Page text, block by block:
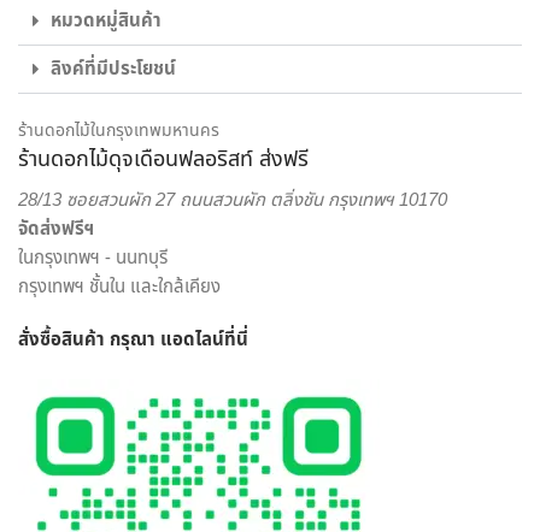
ไม่ใช่แค่เพียงความความพิถีพิถันในงานรับจัดดอกไม้ เพื่อให้ทุกผล
งานออกมาสวยงามเท่านั้น แต่เรายังใส่ใจในด้านบริการส่งดอกไม้
และส่งของขวัญอีกด้วย พนักงานส่งสินค้าของจากร้านของเรา
เป็นผู้ที่มีความเชี่ยวชาญด้านดอกไม้เป็นพิเศษ สามารถดูแลรักษา
สินค้าให้ถึงมือผู้รับได้อย่างสมบูรณ์ที่สุด เพราะเรา คือ ร้านดอกไม้
ออนไลน์ ที่เน้นให้บริการเพื่อตอบโจทย์ไลฟ์สไตล์ของคนยุคใหม่
สะดวกสบาย ครบครัน ครอบคลุมในแห่งเดียว
เราพร้อมรังสรรค์สินค้าตามความต้องการของคุณ โดยลูกค้า
สามารถเลือกสั่งดอกไม้และรูปแบบการจัดดอกไม้ได้อย่างเต็มที่
ทีมงานจาก ร้านดอกไม้ออนไลน์ ดุจเดือน ฟลอริสท์ ยินดีให้คำ
ปรึกษาแนะนำเรื่องการส่งของขวัญ ประเภทดอกไม้ เพื่อสร้างความ
ประทับใจให้กับผู้รับมากที่สุด ไม่ว่าจะเป็นโอกาสพิเศษ งานเทศกาล
ประสบการณ์ ต้องเลือกสั่งดอกไม้ออนไลน์ กับ “ดุจเดือน
ฟลอริสท์” เท่านั้น เราไม่ทำให้คุณผิดหวังแน่นอน
หมวดหมู่สินค้า
ลิงค์ที่มีประโยชน์
ร้านดอกไม้ในกรุงเทพมหานคร
ร้านดอกไม้ดุจเดือนฟลอริสท์ ส่งฟรี
28/13 ซอยสวนผัก 27 ถนนสวนผัก ตลิ่งชัน กรุงเทพฯ 10170
จัดส่งฟรีฯ
ในกรุงเทพฯ - นนทบุรี
กรุงเทพฯ ชั้นใน และใกล้เคียง
สั่งซื้อสินค้า กรุณา แอดไลน์ที่นี่